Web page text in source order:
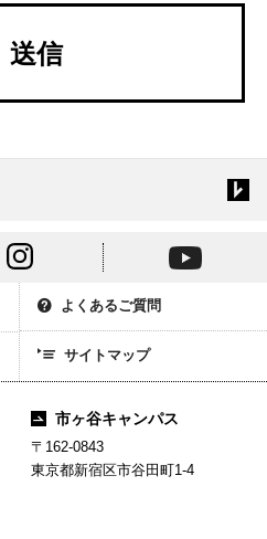
送信
よくあるご質問
サイトマップ
市ヶ谷キャンパス
〒162-0843
東京都新宿区市谷田町1-4